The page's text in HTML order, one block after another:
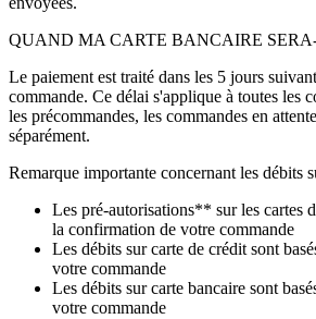
QUAND MA CARTE BANCAIRE
Le paiement est traité dans les 5 jours
commande. Ce délai s'applique à toutes les
les précommandes, les commandes en
séparément.
Remarque importante concernant les débits
Les pré-autorisations** sur les cartes
la confirmation de votre commande
Les débits sur carte de crédit sont
votre commande
Les débits sur carte bancaire sont
votre commande